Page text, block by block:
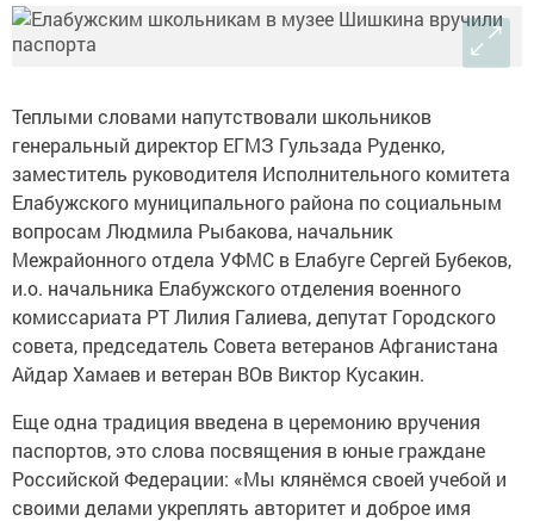
Теплыми словами напутствовали школьников
генеральный директор ЕГМЗ Гульзада Руденко,
заместитель руководителя Исполнительного комитета
Елабужского муниципального района по социальным
вопросам Людмила Рыбакова, начальник
Межрайонного отдела УФМС в Елабуге Сергей Бубеков,
и.о. начальника Елабужского отделения военного
комиссариата РТ Лилия Галиева, депутат Городского
совета, председатель Совета ветеранов Афганистана
Айдар Хамаев и ветеран ВОв Виктор Кусакин.
Еще одна традиция введена в церемонию вручения
паспортов, это слова посвящения в юные граждане
Российской Федерации: «Мы клянёмся своей учебой и
своими делами укреплять авторитет и доброе имя